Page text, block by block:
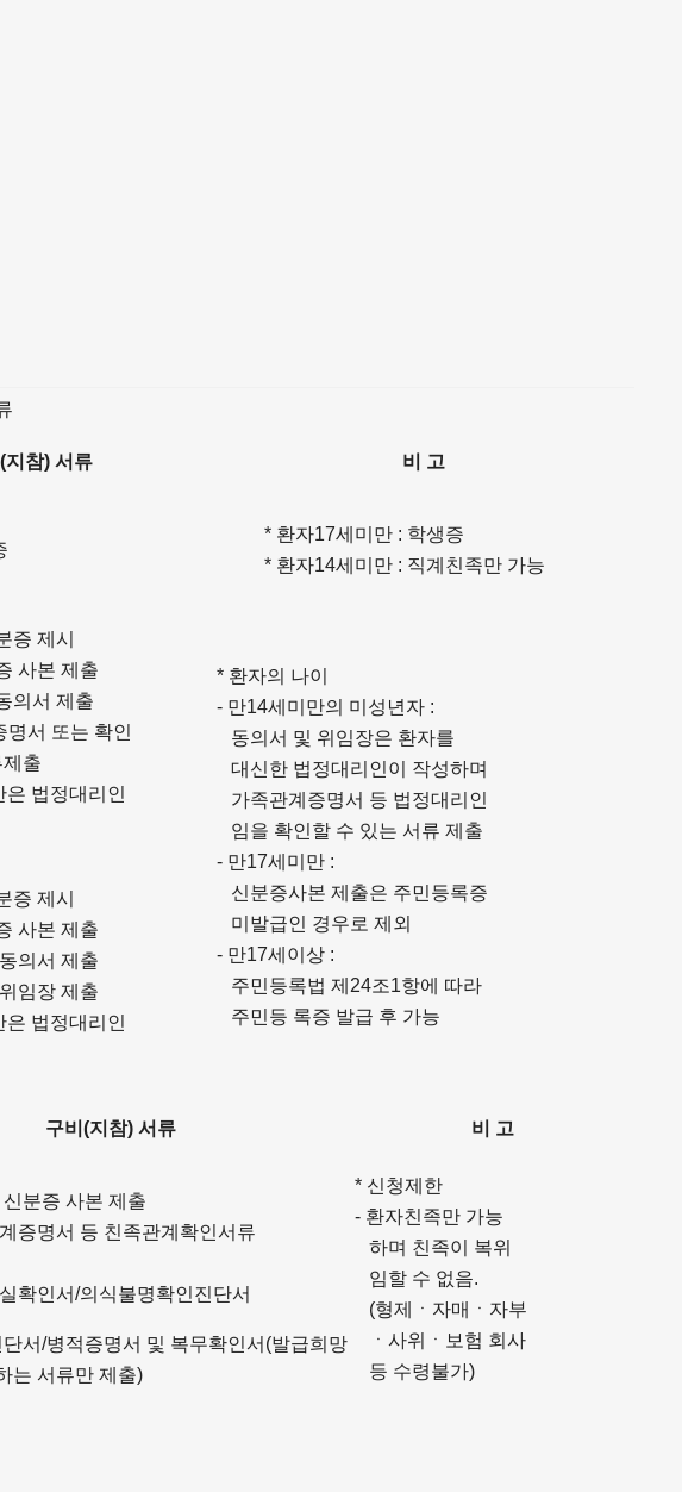
지참) 서류
비 고
* 환자17세미만 : 학생증
* 환자14세미만 : 직계친족만 가능
증 제시
사본 제출
의서 제출
서 또는 확인
출
법정대리인
* 환자의 나이
- 만14세미만의 미성년자 :
동의서 및 위임장은 환자를
대신한 법정대리인이 작성하며
가족관계증명서 등 법정대리인
임을 확인할 수 있는 서류 제출
- 만17세미만 :
신분증사본 제출은 주민등록증
미발급인 경우로 제외
- 만17세이상 :
주민등록법 제24조1항에 따라
주민등 록증 발급 후 가능
증 제시
사본 제출
의서 제출
임장 제출
법정대리인
구비(지참) 서류
비 고
분증 사본 제출
증명서 등 친족관계확인서류
확인서/의식불명확인진단서
서/병적증명서 및 복무확인서(발급희망
는 서류만 제출)
* 신청제한
- 환자친족만 가능
하며 친족이 복위
임할 수 없음.
(형제ㆍ자매ㆍ자부
ㆍ사위ㆍ보험 회사
등 수령불가)